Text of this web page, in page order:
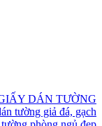
DÁN TƯỜNG
tường giả đá, gạch